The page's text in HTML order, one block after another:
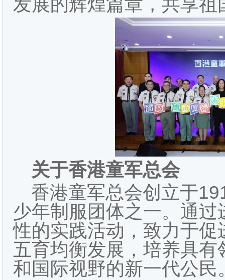
关于香港童军总会
香港童军总会创立于
少年制服团体之一。通
性的实践活动，致力于
五育均衡发展，培养具
和国际视野的新一代公民